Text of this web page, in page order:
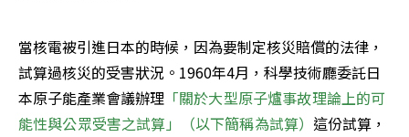
當核電被引進日本的時候，因為要制定核災賠償的法律，
試算過核災的受害狀況。1960年4月，科學技術廳委託日
本原子能產業會議辦理 「關於大型原子爐事故理論上的可
能性與公眾受害之試算」（以下簡稱為試算） 這份試算，